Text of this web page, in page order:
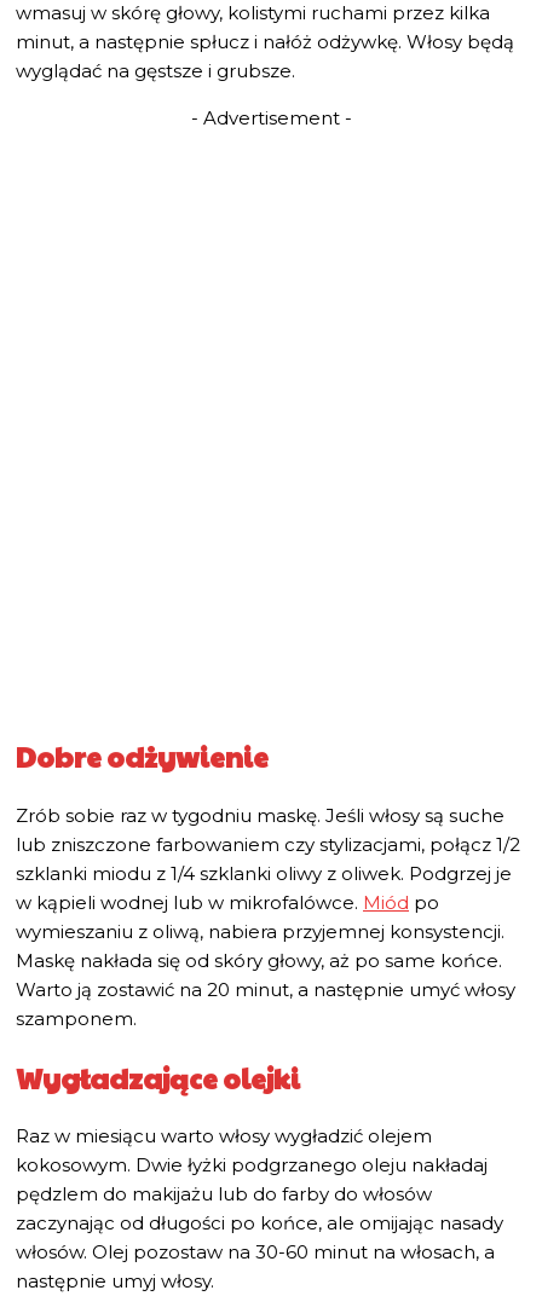
wmasuj w skórę głowy, kolistymi ruchami przez kilka
minut, a następnie spłucz i nałóż odżywkę. Włosy będą
wyglądać na gęstsze i grubsze.
- Advertisement -
Dobre odżywienie
Zrób sobie raz w tygodniu maskę. Jeśli włosy są suche
lub zniszczone farbowaniem czy stylizacjami, połącz 1/2
szklanki miodu z 1/4 szklanki oliwy z oliwek. Podgrzej je
w kąpieli wodnej lub w mikrofalówce. Miód po
wymieszaniu z oliwą, nabiera przyjemnej konsystencji.
Maskę nakłada się od skóry głowy, aż po same końce.
Warto ją zostawić na 20 minut, a następnie umyć włosy
szamponem.
Wygładzające olejki
Raz w miesiącu warto włosy wygładzić olejem
kokosowym. Dwie łyżki podgrzanego oleju nakładaj
pędzlem do makijażu lub do farby do włosów
zaczynając od długości po końce, ale omijając nasady
włosów. Olej pozostaw na 30-60 minut na włosach, a
następnie umyj włosy.